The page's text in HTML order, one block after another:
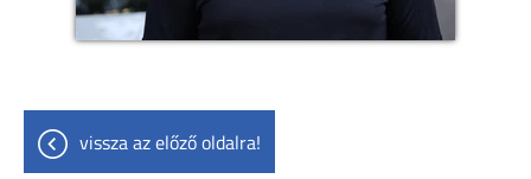
vissza az előző oldalra!